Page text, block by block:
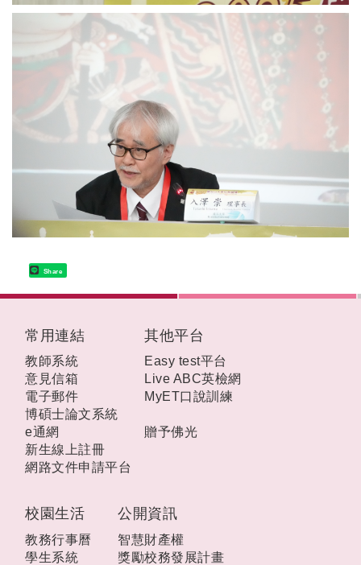
Share
校園生活
教務行事曆
學生系統
公開資訊
智慧財產權
獎勵校務發展計畫
常用連結
教師系統
意見信箱
電子郵件
博碩士論文系統
e通網
新生線上註冊
網路文件申請平台
其他平台
Easy test平台
Live ABC英檢網
MyET口說訓練
贈予佛光